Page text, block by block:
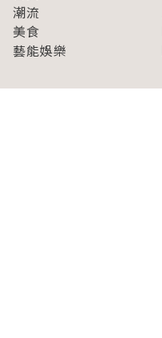
潮流
美食
藝能娛樂
關於Japaholic